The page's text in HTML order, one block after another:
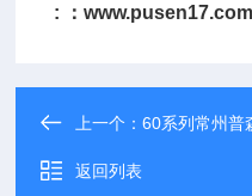
: ：www.pusen17.com
上一个：60系列常州普
返回列表